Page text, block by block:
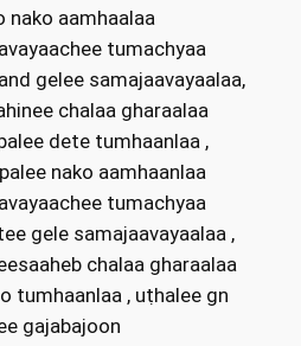
nako aamhaalaa
tumachyaa
gelee samajaavayaalaa,
chalaa gharaalaa
dete tumhaanlaa ,
nako aamhaanlaa
tumachyaa
gele samajaavayaalaa ,
chalaa gharaalaa
tumhaanlaa , uṭhalee gn
gajabajoon